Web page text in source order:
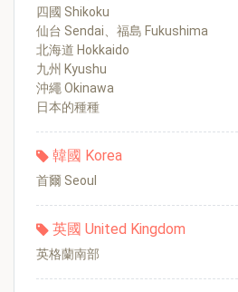
四國 Shikoku
仙台 Sendai、福島 Fukushima
北海道 Hokkaido
九州 Kyushu
沖繩 Okinawa
日本的種種
韓國 Korea
首爾 Seoul
英國 United Kingdom
英格蘭南部